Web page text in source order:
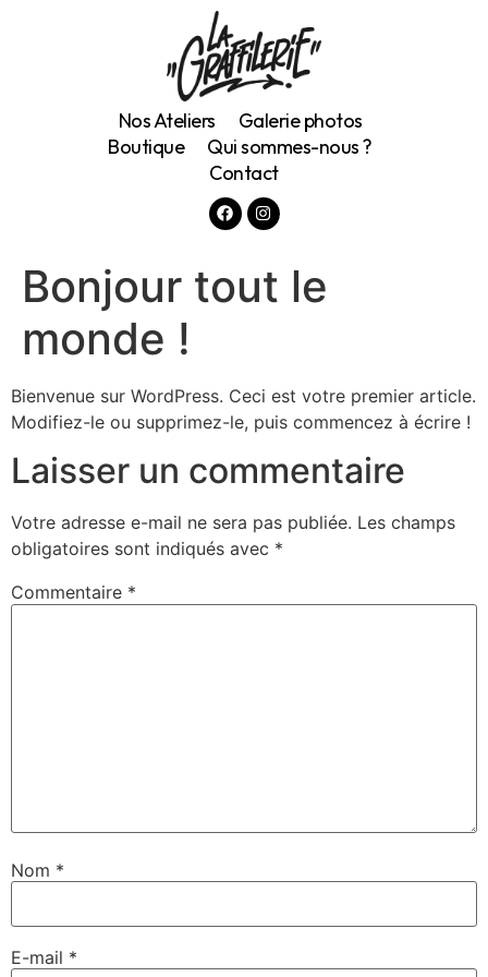
Nos Ateliers
Galerie photos
Boutique
Qui sommes-nous ?
Contact
Bonjour tout le
monde !
Bienvenue sur WordPress. Ceci est votre premier article.
Modifiez-le ou supprimez-le, puis commencez à écrire !
Laisser un commentaire
Votre adresse e-mail ne sera pas publiée. Les champs
obligatoires sont indiqués avec *
Commentaire *
Nom *
E-mail *